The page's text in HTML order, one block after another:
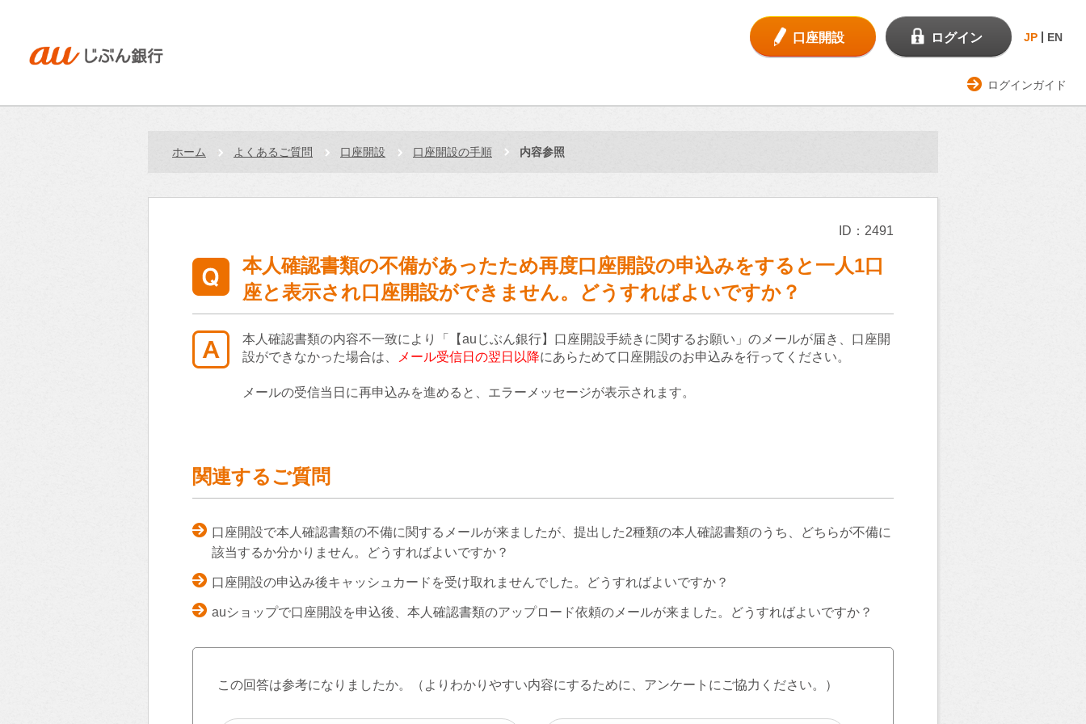
口座開設 ログイン JP EN
ログインガイド
ホーム よくあるご質問 口座開設 口座開設の手順 内容参照
ID：2491
本人確認書類の不備があったため再度口座開設の申込みをすると一人1口
座と表示され口座開設ができません。どうすればよいですか？
本人確認書類の内容不一致により「【auじぶん銀行】口座開設手続きに関するお願い」のメールが届き、口座開
設ができなかった場合は、
メール受信日の翌日以降にあらためて口座開設のお申込みを行ってください。
メールの受信当日に再申込みを進めると、エラーメッセージが表示されます。
関連するご質問
口座開設で本人確認書類の不備に関するメールが来ましたが、提出した2種類の本人確認書類のうち、どちらが不備に
該当するか分かりません。どうすればよいですか？
口座開設の申込み後キャッシュカードを受け取れませんでした。どうすればよいですか？
auショップで口座開設を申込後、本人確認書類のアップロード依頼のメールが来ました。どうすればよいですか？
この回答は参考になりましたか。（よりわかりやすい内容にするために、アンケートにご協力ください。）